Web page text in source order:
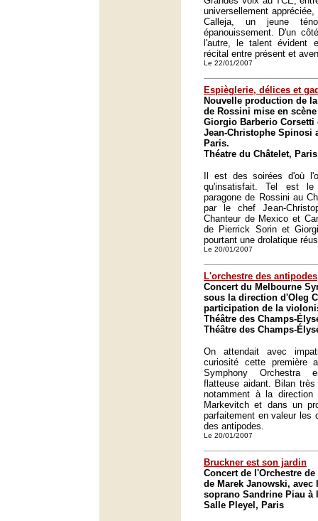
universellement
Calleja, un jeune
épanouissement. D'un
l'autre, le talent évident
récital entre présent et
Le 22/01/2007
Espièglerie, délices et
Nouvelle production de
de Rossini mise en
Giorgio Barberio
Jean-Christophe Spinosi
Paris.
Théatre du Châtelet, Paris
Il est des soirées d'où
qu'insatisfait. Tel est
paragone de Rossini au
par le chef Jean-
Chanteur de Mexico et
de Pierrick Sorin et
pourtant une drolatique
Le 20/01/2007
L'orchestre des antipodes
Concert du Melbourne
sous la direction d'Oleg
participation de la
Théâtre des Champs-
Théâtre des Champs-
On attendait avec
curiosité cette première
Symphony Orchestra
flatteuse aidant. Bilan
notamment à la
Markevitch et dans un
parfaitement en valeur les
des antipodes.
Le 20/01/2007
Bruckner est son jardin
Concert de l'Orchestre
de Marek Janowski,
soprano Sandrine Piau à
Salle Pleyel, Paris